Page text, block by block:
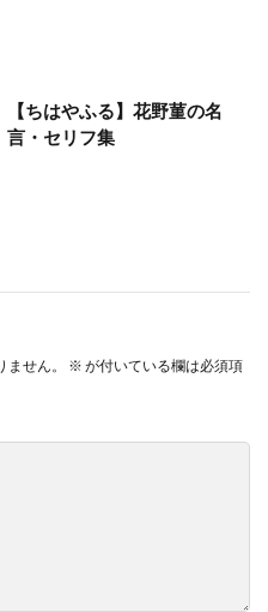
【ちはやふる】花野菫の名
言・セリフ集
せん。 ※ が付いている欄は必須項